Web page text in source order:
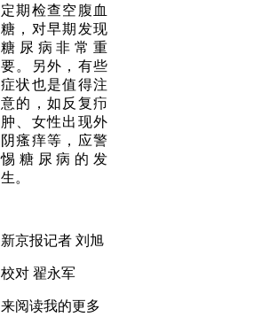
定期检查空腹血
糖，对早期发现
糖尿病非常重
要。另外，有些
症状也是值得注
意的，如反复疖
肿、女性出现外
阴瘙痒等，应警
惕糖尿病的发
生。
新京报记者 刘旭
校对 翟永军
来阅读我的更多